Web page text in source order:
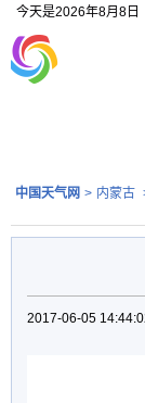
今天是2026年8月8日
中国天气网 > 内蒙古
2017-06-05